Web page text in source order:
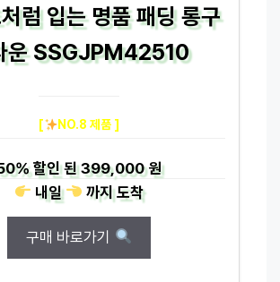
럼 입는 명품 패딩 롱구
운 SSGJPM42510
[ NO.8 제품 ]
할인 된399,000 원
내일
까지도착
구매 바로가기